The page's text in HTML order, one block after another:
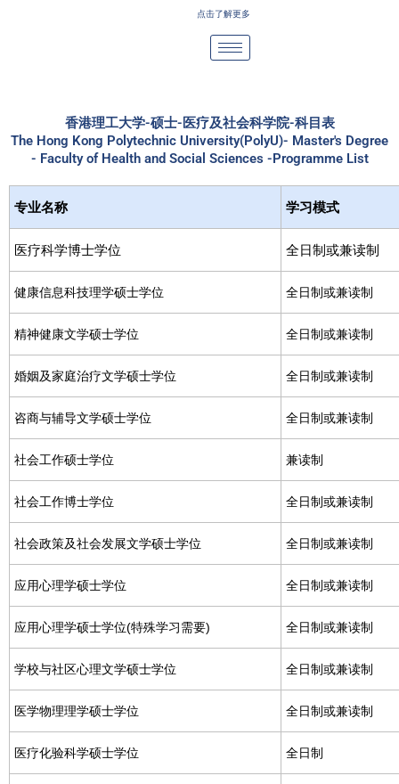
点击了解更多
香港理工大学-硕士-医疗及社会科学院-科目表
The Hong Kong Polytechnic University(PolyU)- Master's Degree
- Faculty of Health and Social Sciences -Programme List
专业名称 学习模式
医疗科学博士学位 全日制或兼读制
健康信息科技理学硕士学位 全日制或兼读制
精神健康文学硕士学位 全日制或兼读制
婚姻及家庭治疗文学硕士学位 全日制或兼读制
咨商与辅导文学硕士学位 全日制或兼读制
社会工作硕士学位 兼读制
社会工作博士学位 全日制或兼读制
社会政策及社会发展文学硕士学位 全日制或兼读制
应用心理学硕士学位 全日制或兼读制
应用心理学硕士学位(特殊学习需要) 全日制或兼读制
学校与社区心理文学硕士学位 全日制或兼读制
医学物理理学硕士学位 全日制或兼读制
医疗化验科学硕士学位 全日制